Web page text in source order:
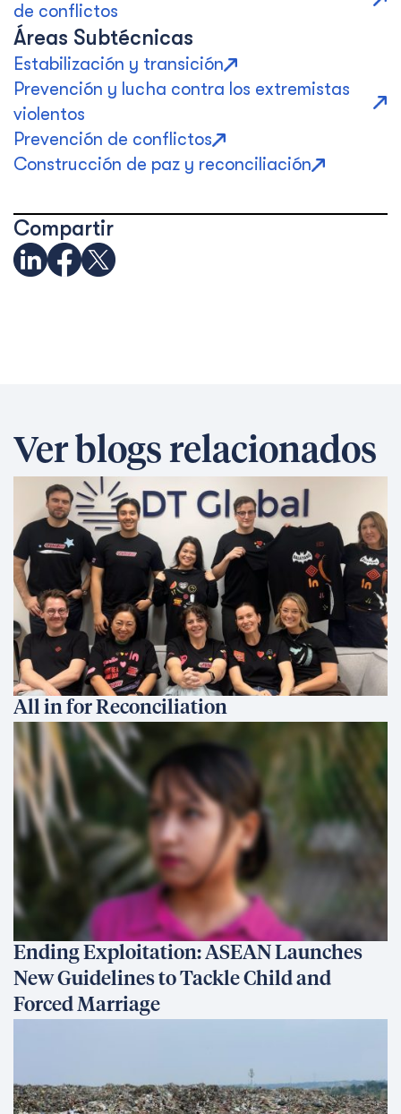
de conflictos
Áreas Subtécnicas
Estabilización y transición
Prevención y lucha contra los extremistas
violentos
Prevención de conflictos
Construcción de paz y reconciliación
Compartir
Ver blogs relacionados
All in for Reconciliation
Ending Exploitation: ASEAN Launches
New Guidelines to Tackle Child and
Forced Marriage